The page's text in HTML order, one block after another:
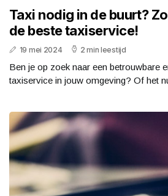
Taxi nodig in de buurt?
de beste taxiservice!
19 mei 2024 2 min leestijd
Ben je op zoek naar een betrouwbare
taxiservice in jouw omgeving? Of het